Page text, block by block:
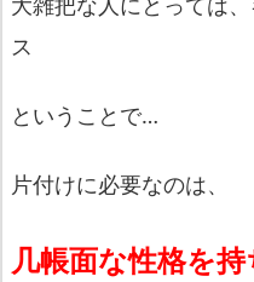
ス
ということで…
片付けに必要なのは、
几帳面な性格を